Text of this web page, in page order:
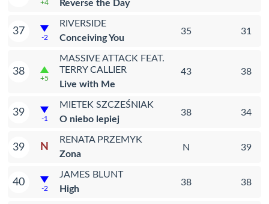
+4 Reverse the Day
37
-2
RIVERSIDE
Conceiving You
35 31
38
+5
MASSIVE ATTACK FEAT.
TERRY CALLIER
Live with Me
43 38
39
-1
MIETEK SZCZEŚNIAK
O niebo lepiej
38 34
39 N
RENATA PRZEMYK
Zona
N 39
40
-2
JAMES BLUNT
High
38 38